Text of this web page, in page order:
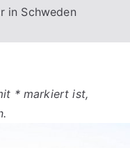
in Schweden
* markiert ist,